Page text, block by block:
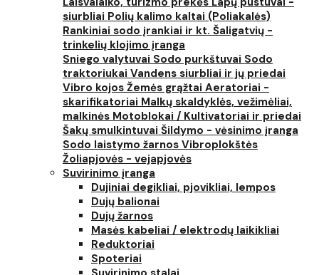
siurbliai Polių kalimo kaltai (Poliakalės)
Rankiniai sodo įrankiai ir kt. Šaligatvių -
trinkelių klojimo įranga
Sniego valytuvai Sodo purkštuvai Sodo
traktoriukai Vandens siurbliai ir jų priedai
Vibro kojos Žemės grąžtai Aeratoriai -
skarifikatoriai Malkų skaldyklės, vežimėliai,
malkinės Motoblokai / Kultivatoriai ir priedai
Šakų smulkintuvai Šildymo - vėsinimo įranga
Sodo laistymo žarnos Vibroplokštės
Žoliapjovės - vejapjovės
Suvirinimo įranga
Dujiniai degikliai, pjovikliai, lempos
Dujų balionai
Dujų žarnos
Masės kabeliai / elektrodų laikikliai
Reduktoriai
Spoteriai